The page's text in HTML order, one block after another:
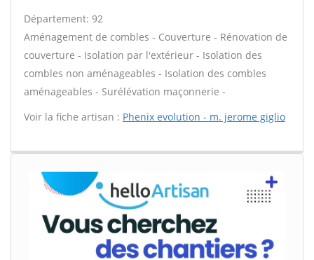
Département: 92
Aménagement de combles - Couverture - Rénovation de
couverture - Isolation par l'extérieur - Isolation des
combles non aménageables - Isolation des combles
aménageables - Surélévation maçonnerie -
Voir la fiche artisan : Phenix evolution - m. jerome giglio